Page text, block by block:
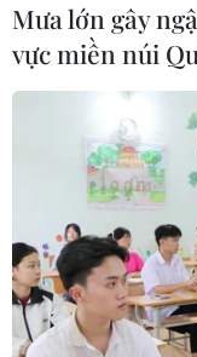
Mưa lớn gây
vực miền núi